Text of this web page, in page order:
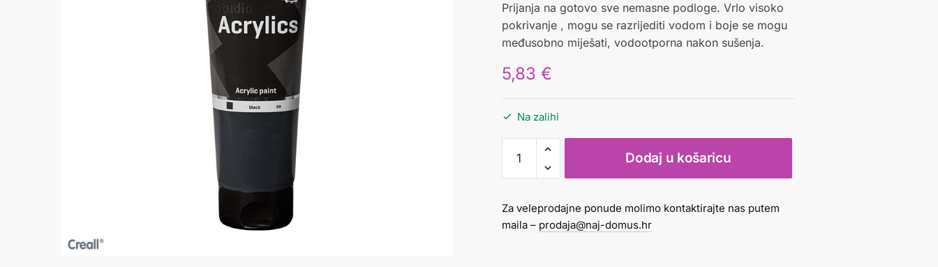
Prijanja na gotovo sve nemasne podloge. Vrlo visoko
pokrivanje , mogu se razrijediti vodom i boje se mogu
međusobno miješati, vodootporna nakon sušenja.
5,83 €
Na zalihi
akrilna
250
crna
Creall
Dodaj u košaricu
Za veleprodajne ponude molimo kontaktirajte nas putem
maila – prodaja@naj-domus.hr